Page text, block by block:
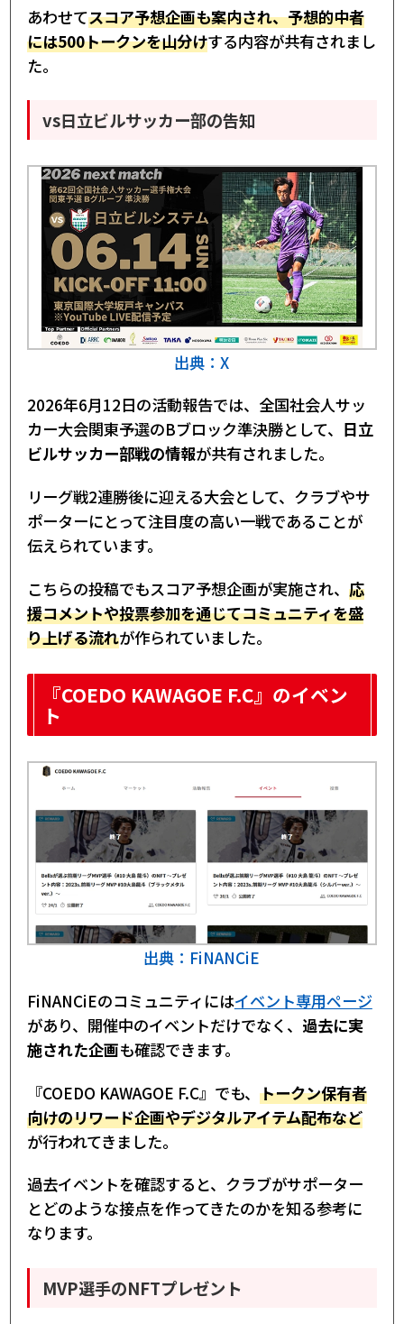
あわせてスコア予想企画も案内され、予想的中者
には500トークンを山分けする内容が共有されまし
た。
vs日立ビルサッカー部の告知
出典：X
2026年6月12日の活動報告では、全国社会人サッ
カー大会関東予選のBブロック準決勝として、 日立
ビルサッカー部戦の情報が共有されました。
リーグ戦2連勝後に迎える大会として、クラブやサ
ポーターにとって注目度の高い一戦であることが
伝えられています。
こちらの投稿でもスコア予想企画が実施され、 応
援コメントや投票参加を通じてコミュニティを盛
り上げる流れが作られていました。
『COEDO KAWAGOE F.C』のイベン
ト
出典：FiNANCiE
FiNANCiEのコミュニティにはイベント専用ページ
があり、開催中のイベントだけでなく、 過去に実
施された企画も確認できます。
『COEDO KAWAGOE F.C』でも、 トークン保有者
向けのリワード企画やデジタルアイテム配布など
が行われてきました。
過去イベントを確認すると、クラブがサポーター
とどのような接点を作ってきたのかを知る参考に
なります。
MVP選手のNFTプレゼント